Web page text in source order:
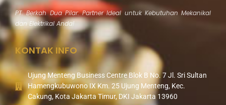
PT. Berkah Dua Pilar: Partner Ideal untuk Kebutuhan Mekanikal
dan Elektrikal Anda!
KONTAK INFO
Ujung Menteng Business Centre Blok B No. 7 Jl. Sri Sultan
Hamengkubuwono IX Km. 25 Ujung Menteng, Kec.
Cakung, Kota Jakarta Timur, DKI Jakarta 13960